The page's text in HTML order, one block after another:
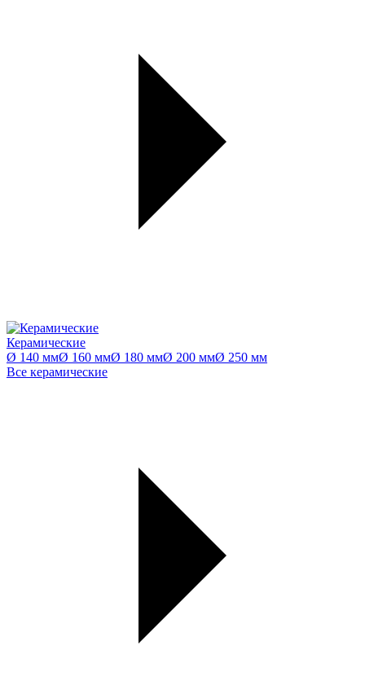
Керамические
Ø 140 ммØ 160 ммØ 180 ммØ 200 ммØ 250 мм
Все керамические